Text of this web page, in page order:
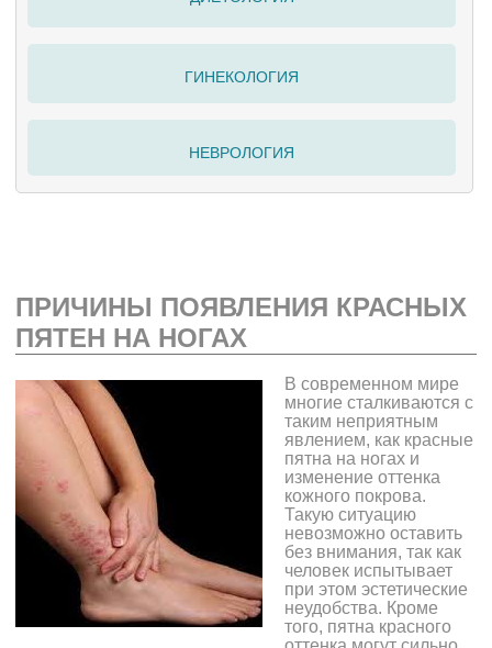
ГИНЕКОЛОГИЯ
НЕВРОЛОГИЯ
ПРИЧИНЫ ПОЯВЛЕНИЯ КРАСНЫХ
ПЯТЕН НА НОГАХ
В современном мире
многие сталкиваются с
таким неприятным
явлением, как красные
пятна на ногах и
изменение оттенка
кожного покрова.
Такую ситуацию
невозможно оставить
без внимания, так как
человек испытывает
при этом эстетические
неудобства. Кроме
того, пятна красного